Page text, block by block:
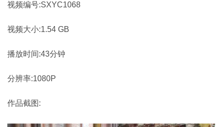
视频编号:SXYC1068
视频大小:1.54 GB
播放时间:43分钟
分辨率:1080P
作品截图: